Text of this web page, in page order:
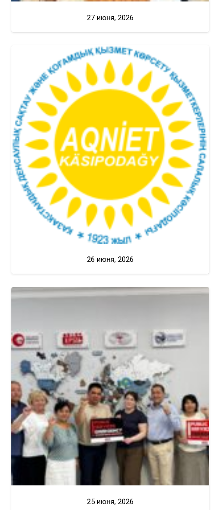
27 июня, 2026
26 июня, 2026
25 июня, 2026